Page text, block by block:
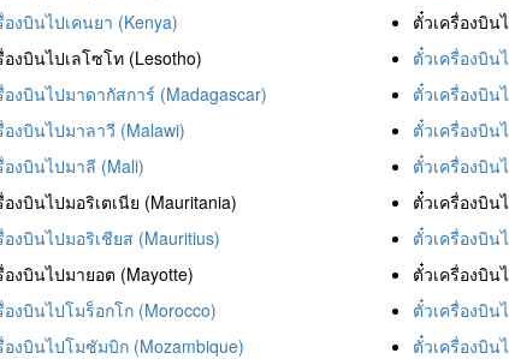
องบินไปเคนยา (Kenya)
ตั๋วเครื่องบิน
องบินไปเลโซโท (Lesotho)
ตั๋วเครื่องบิน
องบินไปมาดากัสการ์ (Madagascar)
ตั๋วเครื่องบิน
องบินไปมาลาวี (Malawi)
ตั๋วเครื่องบิน
องบินไปมาลี (Mali)
ตั๋วเครื่องบิน
องบินไปมอริเตเนีย (Mauritania)
ตั๋วเครื่องบิน
องบินไปมอริเชียส (Mauritius)
ตั๋วเครื่องบิน
องบินไปมายอต (Mayotte)
ตั๋วเครื่องบิน
องบินไปโมร็อกโก (Morocco)
ตั๋วเครื่องบิน
องบินไปโมซัมบิก (Mozambique)
ตั๋วเครื่องบิน